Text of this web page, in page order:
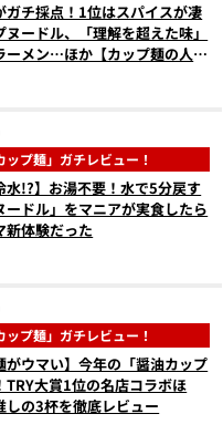
ガチ採点！1位はスパイスが凄
ードル、「理解を超えた味」
ーメン…ほか【カップ麺の人気
スト3】（2026年6月版）
ップ麺」ガチレビュー！
水!?】お湯不要！水で5分戻す
ードル」をマニアが実食したら
新体験だった
ップ麺」ガチレビュー！
がウマい】今年の「醤油カップ
TRY大賞1位の名店コラボほ
しの3杯を徹底レビュー